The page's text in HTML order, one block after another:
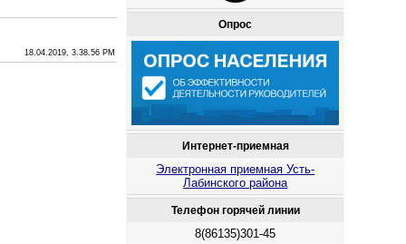
18.04.2019, 3.38.56 PM
Опрос
Интернет-приемная
Электронная приемная Усть-
Лабинского района
Телефон горячей линии
8(86135)301-45